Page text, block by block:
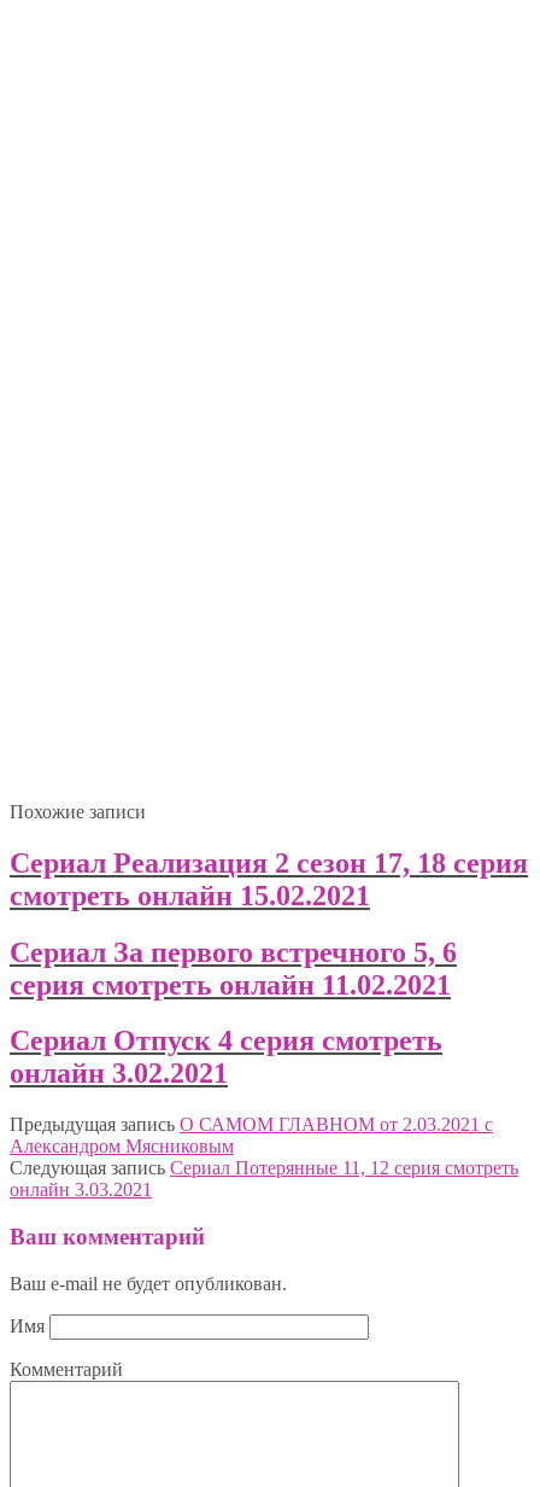
Похожие записи
Сериал Реализация 2 сезон 17, 18 серия
смотреть онлайн 15.02.2021
Сериал За первого встречного 5, 6
серия смотреть онлайн 11.02.2021
Сериал Отпуск 4 серия смотреть
онлайн 3.02.2021
Предыдущая запись О САМОМ ГЛАВНОМ от 2.03.2021 с
Александром Мясниковым
Следующая запись Сериал Потерянные 11, 12 серия смотреть
онлайн 3.03.2021
Ваш комментарий
Ваш e-mail не будет опубликован.
Имя
Комментарий